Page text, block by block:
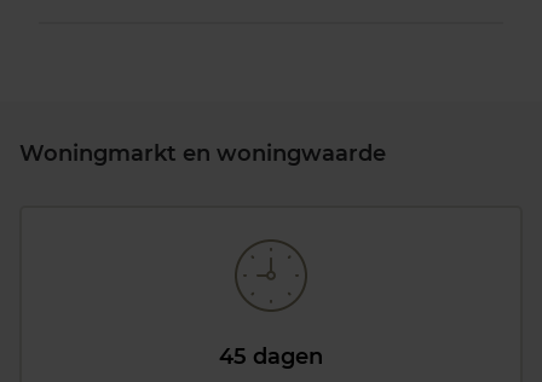
Woningmarkt en woningwaarde
45 dagen